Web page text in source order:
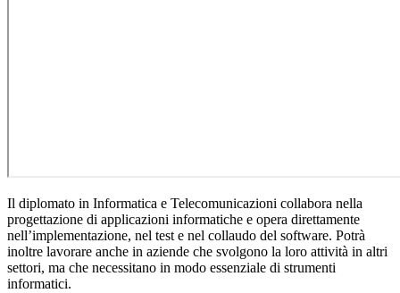
Il diplomato in Informatica e Telecomunicazioni collabora nella
progettazione di applicazioni informatiche e opera direttamente
nell’implementazione, nel test e nel collaudo del software. Potrà
inoltre lavorare anche in aziende che svolgono la loro attività in altri
settori, ma che necessitano in modo essenziale di strumenti
informatici.